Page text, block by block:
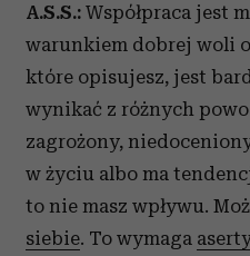
A.S.S.: Współpraca jest
warunkiem dobrej woli
które opisujesz, jest
wynikać z różnych
zagrożony,
w życiu albo ma
to nie masz wpływu.
siebie. To wymaga